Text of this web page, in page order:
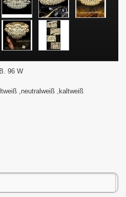
96 W
,neutralweiß ,kaltweiß